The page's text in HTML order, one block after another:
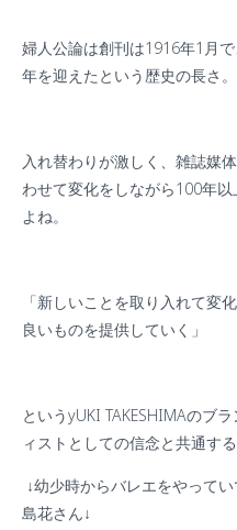
婦人公論は創刊は1916年1 月
年を迎えたという歴史の長さ。
入れ替わりが激しく、雑誌媒
わせて変化をしながら100年以
よね。
「新しいことを取り入れて変
良いものを提供していく」
というyUKI TAKESHIMAのブラ
ィストとしての信念と共通す
↓幼少時からバレエをやって
島花さん↓